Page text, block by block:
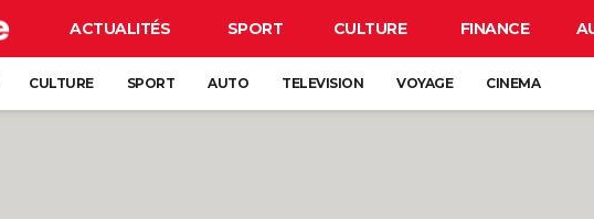
ACTUALITÉS SPORT CULTURE FINANCE
CULTURE SPORT AUTO TELEVISION VOYAGE CINEMA